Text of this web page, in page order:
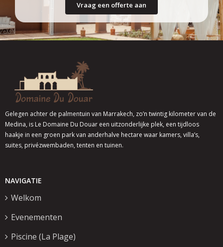
Vraag een offerte aan
Gelegen achter de palmentuin van Marrakech, zo’n twintig kilometer van de
Medina, is Le Domaine Du Douar een uitzonderlijke plek, een tijdloos
haakje in een groen park van anderhalve hectare waar kamers, villa’s,
suites, privézwembaden, tenten en tuinen.
NAVIGATIE
Welkom
Evenementen
Piscine (La Plage)